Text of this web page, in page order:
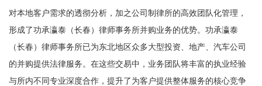
对本地客户需求的透彻分析，加之公司制律所的高效团队化管理，
形成了功承瀛泰（长春）律师事务所并购业务的优势。功承瀛泰
（长春）律师事务所已为东北地区众多大型投资、地产、汽车公司
的并购提供法律服务。 在这些交易中，业务团队将丰富的执业经验
与所内不同专业深度合作，提升了为客户提供整体服务的核心竞争